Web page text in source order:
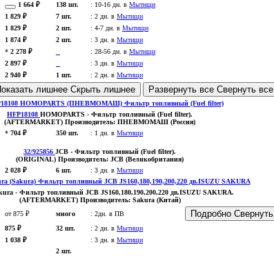
1 664 ₽ 138 шт. : 10-16 дн. в Мытищи
1 829 ₽ 7 шт. : 2 дн. в Мытищи
1 829 ₽ 2 шт. : 4-7 дн. в Мытищи
1 874 ₽ 2 шт. : 3 дн. в Мытищи
* 2 278 ₽ : 28-56 дн. в Мытищи
2 897 ₽ : 3 дн. в Мытищи
2 940 ₽ 1 шт. : 2 дн. в Мытищи
лишнее Скрыть лишнее Развернуть все Свернуть все
HFP18108 HOMOPARTS - Фильтр топливный (Fuel filter).
(AFTERMARKET) Производитель: ПНЕВМОМАШ (Россия)
* 704 ₽ 350 шт. : 1 дн. в Мытищи
32/925856 JCB - Фильтр топливный (Fuel filter).
(ORIGINAL) Производитель: JCB (Великобритания)
2 028 ₽ 6 шт. : 3 дн. в Мытищи
- Фильтр топливный JCB JS160,180,190,200,220 дв.ISUZU SAKURA.
(AFTERMARKET)Производитель: Sakura (Китай)
от 875 ₽
много : 2дн. в ПВ Подробно Свернуть
875 ₽ 32 шт. : 2 дн. в Мытищи
1 038 ₽ : 3 дн. в Мытищи
2 шт.